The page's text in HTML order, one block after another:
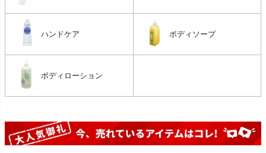
ハンドケア ボディソープ
ボディローション